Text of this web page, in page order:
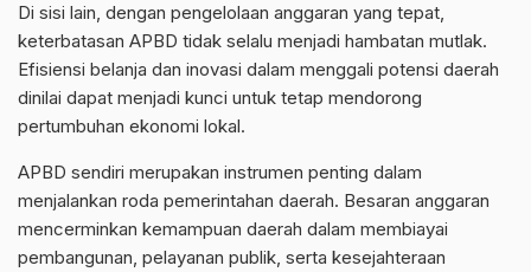
Di sisi lain, dengan pengelolaan anggaran yang tepat,
keterbatasan APBD tidak selalu menjadi hambatan mutlak.
Efisiensi belanja dan inovasi dalam menggali potensi daerah
dinilai dapat menjadi kunci untuk tetap mendorong
pertumbuhan ekonomi lokal.
APBD sendiri merupakan instrumen penting dalam
menjalankan roda pemerintahan daerah. Besaran anggaran
mencerminkan kemampuan daerah dalam membiayai
pembangunan, pelayanan publik, serta kesejahteraan